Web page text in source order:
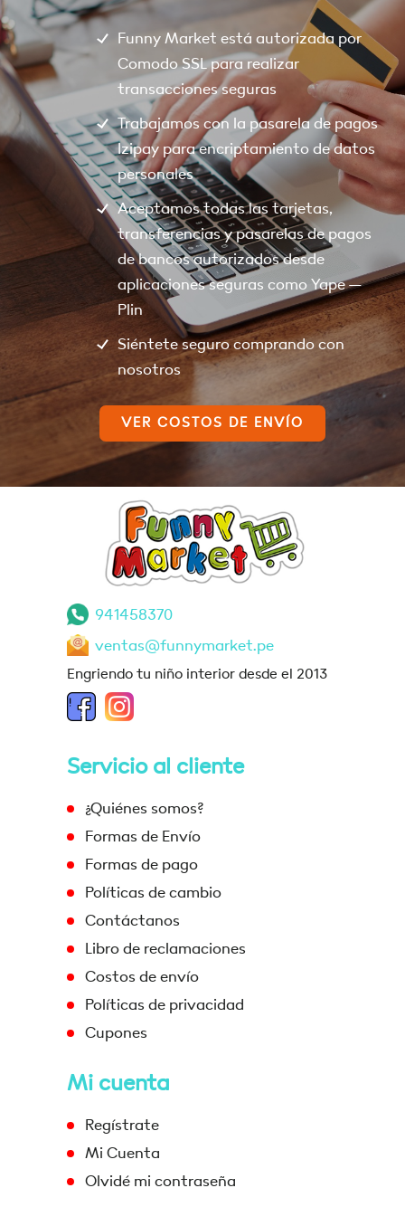
Funny Market está autorizada por
Comodo SSL para realizar
transacciones seguras
Trabajamos con la pasarela de pagos
Izipay para encriptamiento de datos
personales
Aceptamos todas las tarjetas,
transferencias y pasarelas de pagos
de bancos autorizados desde
aplicaciones seguras como Yape –
Plin
Siéntete seguro comprando con
nosotros
VER COSTOS DE ENVÍO
941458370
ventas@funnymarket.pe
Engriendo tu niño interior desde el 2013
Servicio al cliente
¿Quiénes somos?
Formas de Envío
Formas de pago
Políticas de cambio
Contáctanos
Libro de reclamaciones
Costos de envío
Políticas de privacidad
Cupones
Mi cuenta
Regístrate
Mi Cuenta
Olvidé mi contraseña